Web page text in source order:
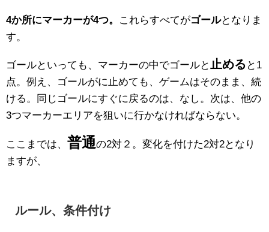
4か所にマーカーが4つ。 これらすべてがゴールとなりま
す。
ゴールといっても、マーカーの中でゴールと 止める と1
点。例え、ゴールがに止めても、ゲームはそのまま、続
ける。同じゴールにすぐに戻るのは、なし。次は、他の
3つマーカーエリアを狙いに行かなければならない。
ここまでは、 普通の2対２。変化を付けた2対2となり
ますが、
ルール、条件付け